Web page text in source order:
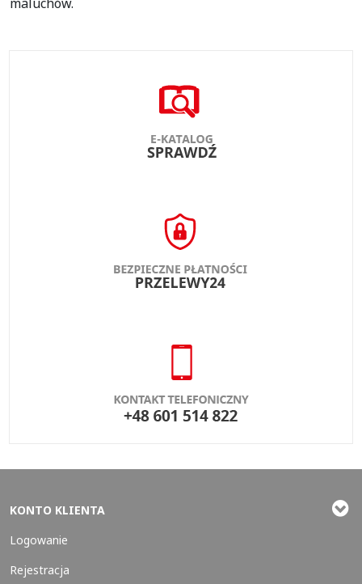
KONTO KLIENTA
Logowanie
Rejestracja